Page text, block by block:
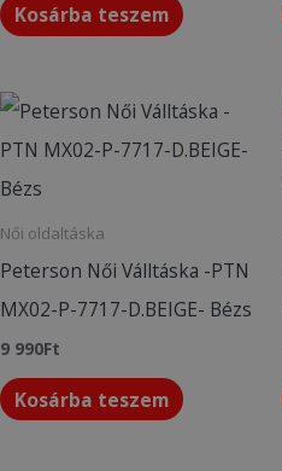
Kosárba teszem
Női oldaltáska
Peterson Női Válltáska -PTN
MX02-P-7717-D.BEIGE- Bézs
9 990Ft
Kosárba teszem